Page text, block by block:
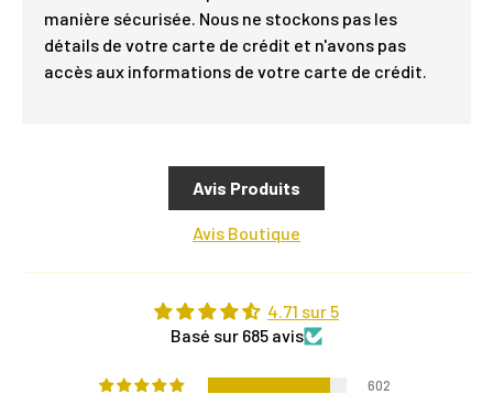
manière sécurisée. Nous ne stockons pas les
détails de votre carte de crédit et n'avons pas
accès aux informations de votre carte de crédit.
Avis Produits
Avis Boutique
4.71 sur 5
Basé sur 685 avis
602